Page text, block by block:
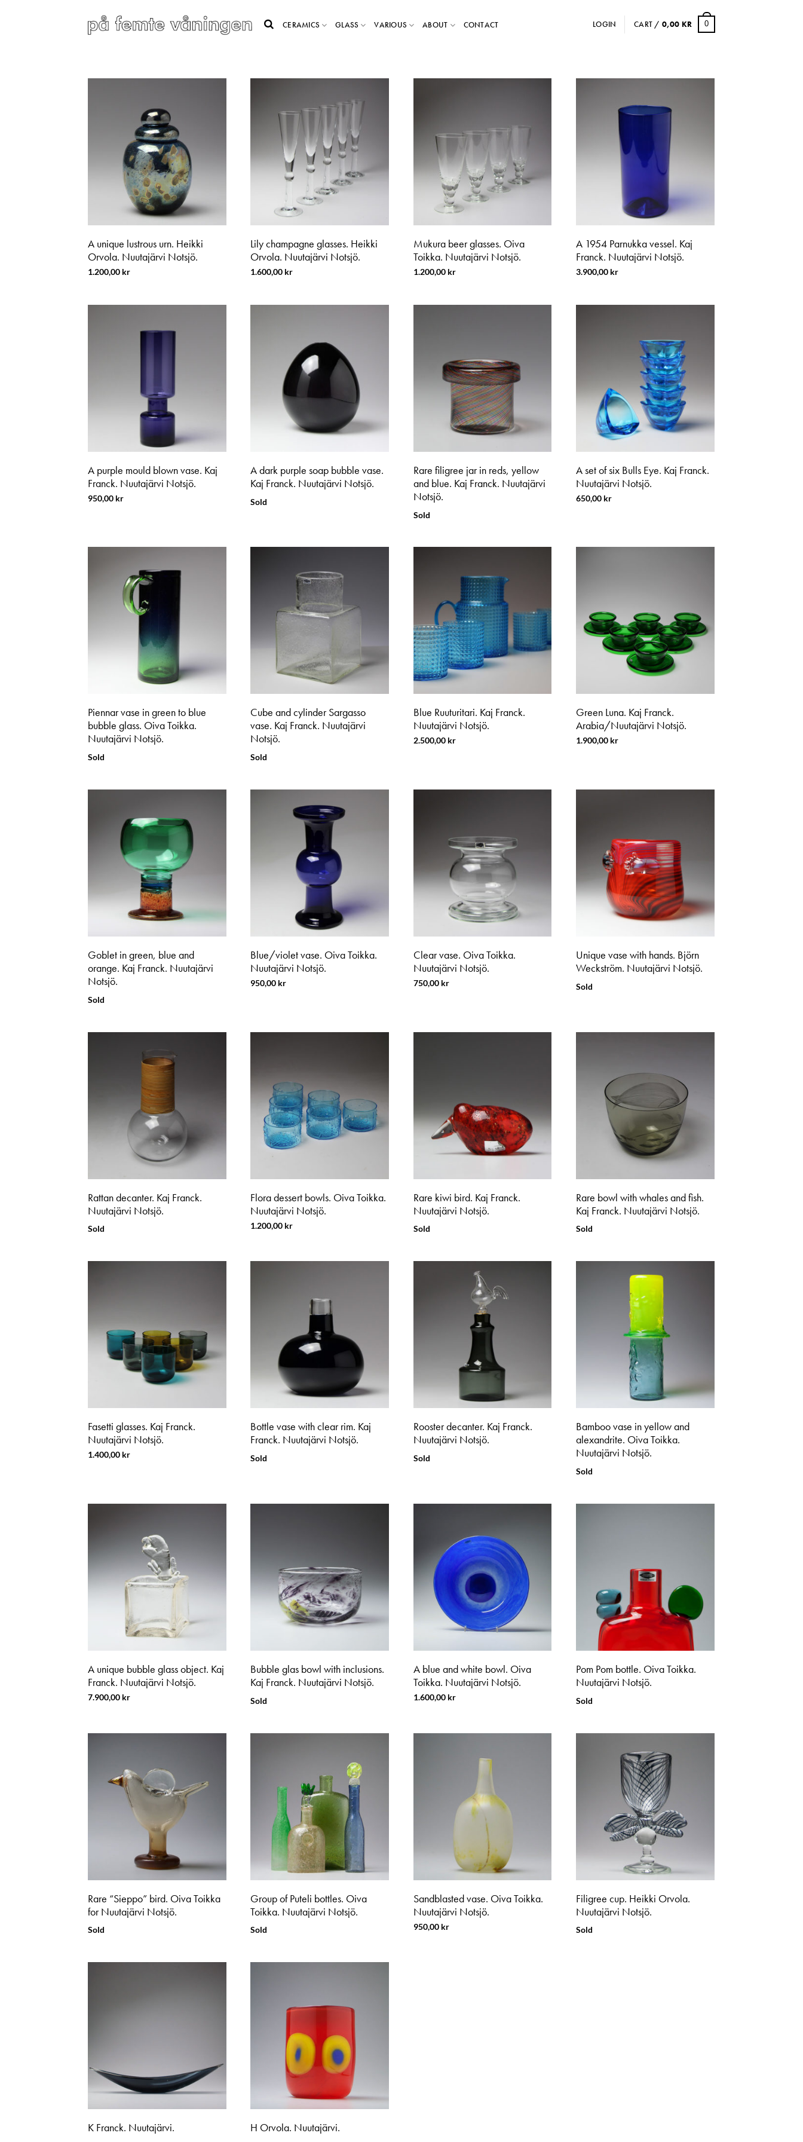
CERAMICS GLASS VARIOUS ABOUT CONTACT LOGIN CART / 0,00 KR 0
A unique lustrous urn. Heikki
Orvola. Nuutajärvi Notsjö.
1.200,00 kr
Lily champagne glasses. Heikki
Orvola. Nuutajärvi Notsjö.
1.600,00 kr
Mukura beer glasses. Oiva
Toikka. Nuutajärvi Notsjö.
1.200,00 kr
A 1954 Parnukka vessel. Kaj
Franck. Nuutajärvi Notsjö.
3.900,00 kr
A purple mould blown vase. Kaj
Franck. Nuutajärvi Notsjö.
950,00 kr
A dark purple soap bubble vase.
Kaj Franck. Nuutajärvi Notsjö.
Sold
Rare filigree jar in reds, yellow
and blue. Kaj Franck. Nuutajärvi
Notsjö.
Sold
A set of six Bulls Eye. Kaj Franck.
Nuutajärvi Notsjö.
650,00 kr
Piennar vase in green to blue
bubble glass. Oiva Toikka.
Nuutajärvi Notsjö.
Sold
Cube and cylinder Sargasso
vase. Kaj Franck. Nuutajärvi
Notsjö.
Sold
Blue Ruuturitari. Kaj Franck.
Nuutajärvi Notsjö.
2.500,00 kr
Green Luna. Kaj Franck.
Arabia/Nuutajärvi Notsjö.
1.900,00 kr
Goblet in green, blue and
orange. Kaj Franck. Nuutajärvi
Notsjö.
Sold
Blue/violet vase. Oiva Toikka.
Nuutajärvi Notsjö.
950,00 kr
Clear vase. Oiva Toikka.
Nuutajärvi Notsjö.
750,00 kr
Unique vase with hands. Björn
Weckström. Nuutajärvi Notsjö.
Sold
Rattan decanter. Kaj Franck.
Nuutajärvi Notsjö.
Sold
Flora dessert bowls. Oiva Toikka.
Nuutajärvi Notsjö.
1.200,00 kr
Rare kiwi bird. Kaj Franck.
Nuutajärvi Notsjö.
Sold
Rare bowl with whales and fish.
Kaj Franck. Nuutajärvi Notsjö.
Sold
Fasetti glasses. Kaj Franck.
Nuutajärvi Notsjö.
1.400,00 kr
Bottle vase with clear rim. Kaj
Franck. Nuutajärvi Notsjö.
Sold
Rooster decanter. Kaj Franck.
Nuutajärvi Notsjö.
Sold
Bamboo vase in yellow and
alexandrite. Oiva Toikka.
Nuutajärvi Notsjö.
Sold
A unique bubble glass object. Kaj
Franck. Nuutajärvi Notsjö.
7.900,00 kr
Bubble glas bowl with inclusions.
Kaj Franck. Nuutajärvi Notsjö.
Sold
A blue and white bowl. Oiva
Toikka. Nuutajärvi Notsjö.
1.600,00 kr
Pom Pom bottle. Oiva Toikka.
Nuutajärvi Notsjö.
Sold
Rare “Sieppo” bird. Oiva Toikka
for Nuutajärvi Notsjö.
Sold
Group of Puteli bottles. Oiva
Toikka. Nuutajärvi Notsjö.
Sold
Sandblasted vase. Oiva Toikka.
Nuutajärvi Notsjö.
950,00 kr
Filigree cup. Heikki Orvola.
Nuutajärvi Notsjö.
Sold
K Franck. Nuutajärvi. H Orvola. Nuutajärvi.